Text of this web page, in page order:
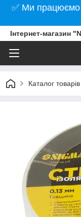
✅ Ми
Інтернет-магазин
Каталог товарів